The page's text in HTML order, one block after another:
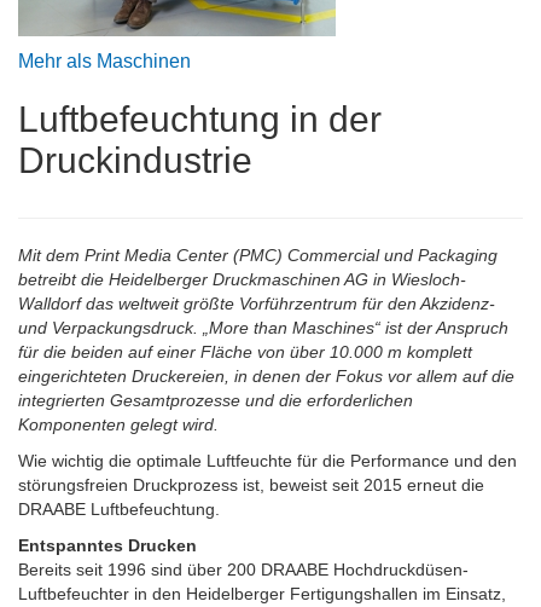
Mehr als Maschinen
Luftbefeuchtung in der
Druckindustrie
Mit dem Print Media Center (PMC) Commercial und Packaging
betreibt die Heidelberger Druckmaschinen AG in Wiesloch-
Walldorf das weltweit größte Vorführzentrum für den Akzidenz-
und Verpackungsdruck. „More than Maschines“ ist der Anspruch
für die beiden auf einer Fläche von über 10.000 m komplett
eingerichteten Druckereien, in denen der Fokus vor allem auf die
integrierten Gesamtprozesse und die erforderlichen
Komponenten gelegt wird.
Wie wichtig die optimale Luftfeuchte für die Performance und den
störungsfreien Druckprozess ist, beweist seit 2015 erneut die
DRAABE Luftbefeuchtung.
Entspanntes Drucken
Bereits seit 1996 sind über 200 DRAABE Hochdruckdüsen-
Luftbefeuchter in den Heidelberger Fertigungshallen im Einsatz,